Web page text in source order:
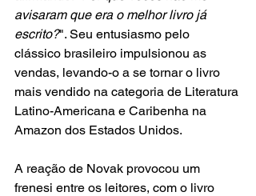
avisaram que era o melhor livro já
escrito?". Seu entusiasmo pelo
clássico brasileiro impulsionou as
vendas, levando-o a se tornar o livro
mais vendido na categoria de Literatura
Latino-Americana e Caribenha na
Amazon dos Estados Unidos.
A reação de Novak provocou um
frenesi entre os leitores, com o livro